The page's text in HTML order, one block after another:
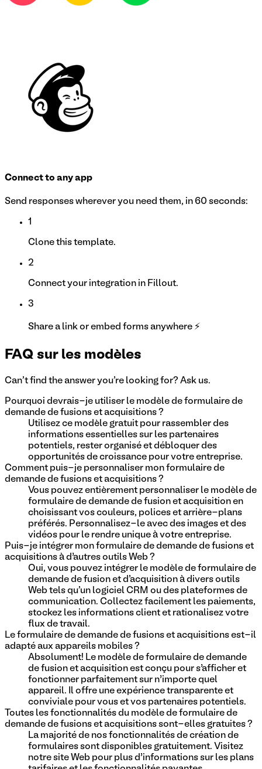
Connect to any app
Send responses wherever you need them, in 60 seconds:
1
Clone this template.
2
Connect your integration in Fillout.
3
Share a link or embed forms anywhere ⚡
FAQ sur les modèles
Can't find the answer you're looking for? Ask us.
Pourquoi devrais-je utiliser le modèle de formulaire de
demande de fusions et acquisitions ?
Utilisez ce modèle gratuit pour rassembler des
informations essentielles sur les partenaires
potentiels, rester organisé et débloquer des
opportunités de croissance pour votre entreprise.
Comment puis-je personnaliser mon formulaire de
demande de fusions et acquisitions ?
Vous pouvez entièrement personnaliser le modèle de
formulaire de demande de fusion et acquisition en
choisissant vos couleurs, polices et arrière-plans
préférés. Personnalisez-le avec des images et des
vidéos pour le rendre unique à votre entreprise.
Puis-je intégrer mon formulaire de demande de fusions et
acquisitions à d’autres outils Web ?
Oui, vous pouvez intégrer le modèle de formulaire de
demande de fusion et d'acquisition à divers outils
Web tels qu'un logiciel CRM ou des plateformes de
communication. Collectez facilement les paiements,
stockez les informations client et rationalisez votre
flux de travail.
Le formulaire de demande de fusions et acquisitions est-il
adapté aux appareils mobiles ?
Absolument! Le modèle de formulaire de demande
de fusion et acquisition est conçu pour s’afficher et
fonctionner parfaitement sur n’importe quel
appareil. Il offre une expérience transparente et
conviviale pour vous et vos partenaires potentiels.
Toutes les fonctionnalités du modèle de formulaire de
demande de fusions et acquisitions sont-elles gratuites ?
La majorité de nos fonctionnalités de création de
formulaires sont disponibles gratuitement. Visitez
notre site Web pour plus d’informations sur les plans